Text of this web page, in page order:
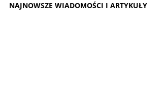
NAJNOWSZE WIADOMOŚCI I ARTYKUŁY